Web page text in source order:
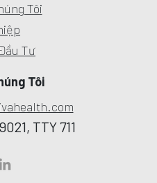
Tôi
Tư
Tôi
TTY 711